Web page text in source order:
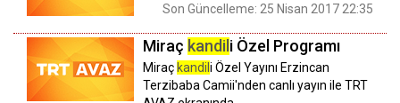
Son Güncelleme: 25 Nisan 2017 22:35
Miraç kandil i Özel Programı
Miraç kandil i Özel Yayını Erzincan
Terzibaba Camii'nden canlı yayın ile TRT